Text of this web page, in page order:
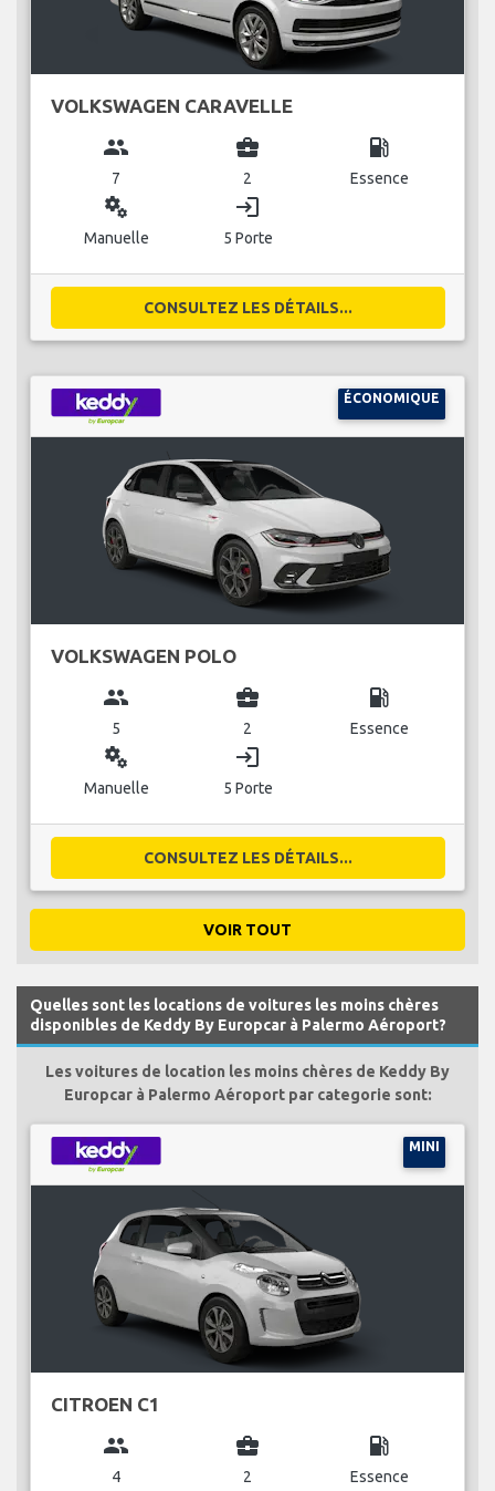
VOLKSWAGEN CARAVELLE
group
7
business_center
2
local_gas_station
Essence
miscellaneous_services
Manuelle
login
5 Porte
CONSULTEZ LES DÉTAILS...
ÉCONOMIQUE
VOLKSWAGEN POLO
group
5
business_center
2
local_gas_station
Essence
miscellaneous_services
Manuelle
login
5 Porte
CONSULTEZ LES DÉTAILS...
VOIR TOUT
Quelles sont les locations de voitures les moins chères
disponibles de Keddy By Europcar à Palermo Aéroport?
Les voitures de location les moins chères de Keddy By
Europcar à Palermo Aéroport par categorie sont:
MINI
CITROEN C1
group
4
business_center
2
local_gas_station
Essence